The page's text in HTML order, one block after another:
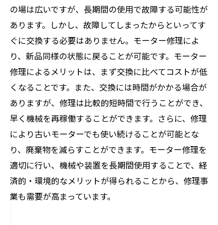
の場は広いですが、長期間の使用で故障する可能性が
あります。しかし、故障してしまったからといってす
ぐに交換する必要はありません。モーター修理によ
り、新品同様の状態に戻ることが可能です。モーター
修理によるメリットは、まず交換に比べてコストが低
くなることです。また、交換には時間がかかる場合が
ありますが、修理は比較的短時間で行うことができ、
早く機械を再稼働することができます。さらに、修理
により古いモーターでも使い続けることが可能とな
り、廃棄物を減らすことができます。モーター修理を
適切に行い、機械や装置を長期間使用することで、経
済的・環境的なメリットが得られることから、修理事
業も需要が高まっています。